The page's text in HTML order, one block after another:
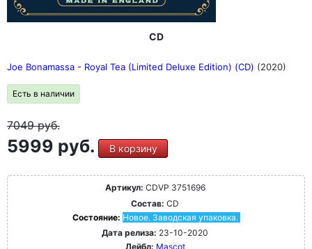
CD
Joe Bonamassa - Royal Tea (Limited Deluxe Edition) (CD) (2020)
Есть в наличии
7049руб.
5999 руб. В корзину
Артикул: CDVP 3751696
Состав: CD
Состояние: Новое. Заводская упаковка.
Дата релиза: 23-10-2020
Лейбл: Mascot